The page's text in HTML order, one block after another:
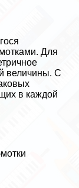
Для
величины. С
в каждой